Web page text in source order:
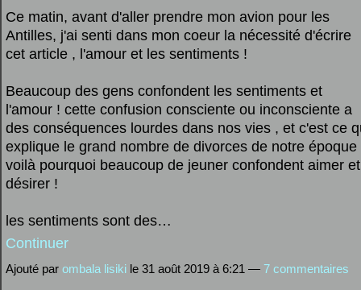
Ce matin, avant d'aller prendre mon avion pour les
Antilles, j'ai senti dans mon coeur la nécessité d'écrire
cet article , l'amour et les sentiments !
Beaucoup des gens confondent les sentiments et
l'amour ! cette confusion consciente ou inconsciente a
des conséquences lourdes dans nos vies , et c'est ce
explique le grand nombre de divorces de notre époque
voilà pourquoi beaucoup de jeuner confondent aimer et
désirer !
les sentiments sont des…
Continuer
Ajouté par ombala lisiki le 31 août 2019 à 6:21 — 7 commentaires